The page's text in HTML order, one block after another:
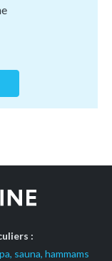
:
sauna, hammams